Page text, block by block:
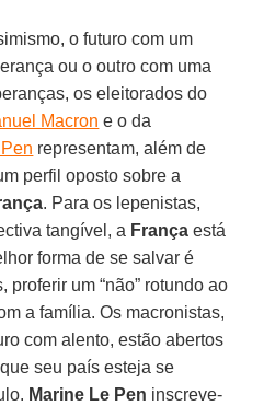
o futuro com um
ou o outro com uma
os eleitorados do
Macron e o da
representam, além de
perfil oposto sobre a
. Para os lepenistas,
tangível, a França está
forma de se salvar é
proferir um “não” rotundo ao
a família. Os macronistas,
com alento, estão abertos
seu país esteja se
Marine Le Pen inscreve-